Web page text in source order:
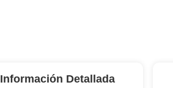
Información Detallada